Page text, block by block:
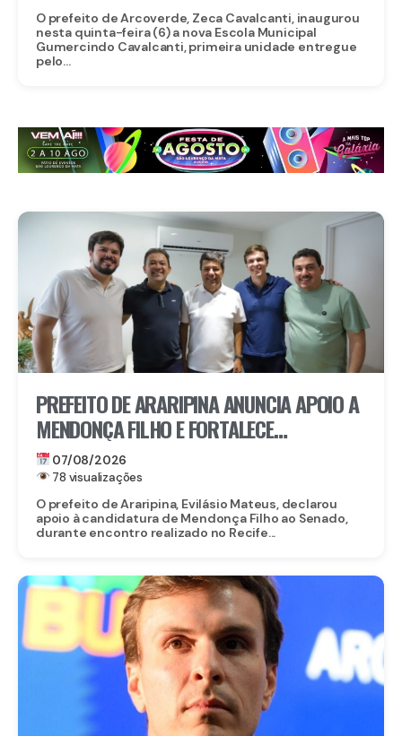
O prefeito de Arcoverde, Zeca Cavalcanti, inaugurou
nesta quinta-feira (6) a nova Escola Municipal
Gumercindo Cavalcanti, primeira unidade entregue
pelo...
PREFEITO DE ARARIPINA ANUNCIA APOIO A
MENDONÇA FILHO E FORTALECE
CANDIDATURA NO SERTÃO
07/08/2026
78 visualizações
O prefeito de Araripina, Evilásio Mateus, declarou
apoio à candidatura de Mendonça Filho ao Senado,
durante encontro realizado no Recife...